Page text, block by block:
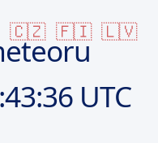
🇨🇿 🇫🇮 🇱🇻
UTC